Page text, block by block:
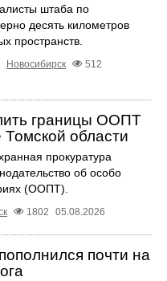
штаба по
десять километров
пространств.
Новосибирск
512
границы ООПТ
области
прокуратура
об особо
(ООПТ).
1802 05.08.2026
почти на